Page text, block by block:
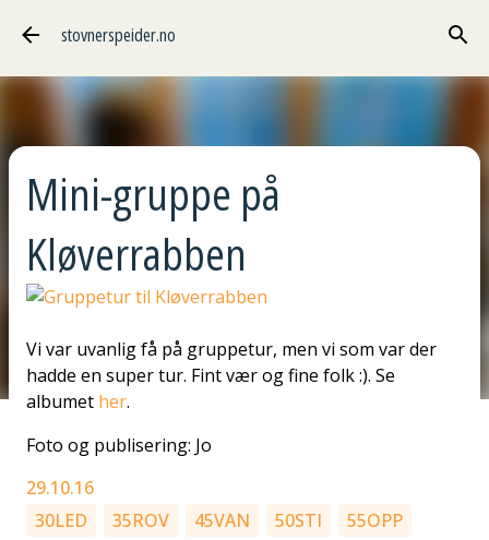
Gå til hovedinnhold
stovnerspeider.no
Mini-gruppe på
Kløverrabben
Vi var uvanlig få på gruppetur, men vi som var der
hadde en super tur. Fint vær og fine folk :). Se
albumet her.
Foto og publisering: Jo
29.10.16
30LED
35ROV 45VAN 50STI
55OPP